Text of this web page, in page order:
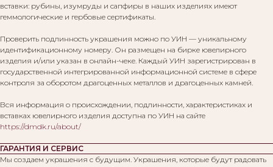
вставки: рубины, изумруды и сапфиры в наших изделиях имеют
геммологические и гербовые сертификаты.
Проверить подлинность украшения можно по УИН — уникальному
идентификационному номеру. Он размещен на бирке ювелирного
изделия и/или указан в онлайн-чеке. Каждый УИН зарегистрирован в
государственной интегрированной информационной системе в сфере
контроля за оборотом драгоценных металлов и драгоценных камней.
Вся информация о происхождении, подлинности, характеристиках и
вставках ювелирного изделия доступна по УИН на сайте
https://dmdk.ru/about/
ГАРАНТИЯ И СЕРВИС
Мы создаем украшения с будущим. Украшения, которые будут радовать